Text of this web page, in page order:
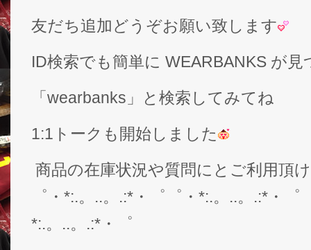
友だち追加どうぞお願い致します
ID検索でも簡単に WEARBANKS が
「wearbanks」と検索してみてね
1:1トークも開始しました
商品の在庫状況や質問にとご利用頂
゜・*:.。..。.:*・゜゜・*:.。..。.:*・
*:.。..。.:*・゜